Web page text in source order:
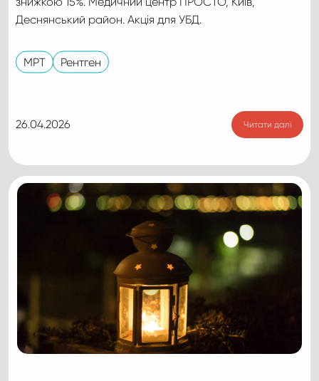
Деснянський район. Акція для УБД.
МРТ Рентген
26.04.2026 Читати далі